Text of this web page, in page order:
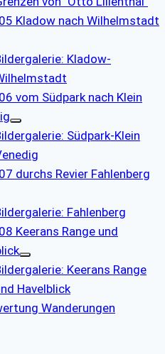
Kladow nach Wilhelmstadt
Kladow-
vom Südpark nach Klein
Südpark-Klein
durchs Revier Fahlenberg
Fahlenberg
Keerans Range und
Keerans Range
Havelblick
Wanderungen